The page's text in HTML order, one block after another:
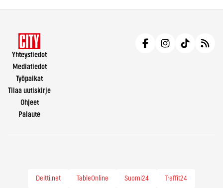
Yhteystiedot
Mediatiedot
Työpaikat
Tilaa uutiskirje
Ohjeet
Palaute
Deitti.net TableOnline Suomi24 Treffit24